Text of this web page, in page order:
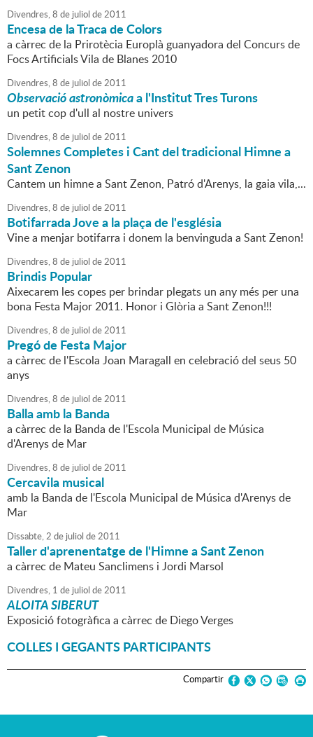
Divendres,8 de juliol de2011
Encesa de la Traca de Colors
a càrrec de la Prirotècia Europlà guanyadora del Concurs de
Focs Artificials Vila de Blanes 2010
Divendres,8 de juliol de2011
Observació astronòmicaa l'Institut Tres Turons
un petit cop d'ull al nostre univers
Divendres,8 de juliol de2011
Solemnes Completes i Cant del tradicional Himne a
Sant Zenon
Cantem un himne a Sant Zenon, Patró d'Arenys, la gaia vila,...
Divendres,8 de juliol de2011
Botifarrada Jove a la plaça de l'església
Vine a menjar botifarra i donem la benvinguda a Sant Zenon!
Divendres,8 de juliol de2011
Brindis Popular
Aixecarem les copes per brindar plegats un any més per una
bona Festa Major 2011. Honor i Glòria a Sant Zenon!!!
Divendres,8 de juliol de2011
Pregó de Festa Major
a càrrec de l'Escola Joan Maragall en celebració del seus 50
anys
Divendres,8 de juliol de2011
Balla amb la Banda
a càrrec de la Banda de l'Escola Municipal de Música
d'Arenys de Mar
Divendres,8 de juliol de2011
Cercavila musical
amb la Banda de l'Escola Municipal de Música d'Arenys de
Mar
Dissabte,2 de juliol de2011
Taller d'aprenentatge de l'Himne a Sant Zenon
a càrrec de Mateu Sanclimens i Jordi Marsol
Divendres, 1 de juliol de2011
ALOITA SIBERUT
Exposició fotogràfica a càrrec de Diego Verges
COLLES I GEGANTS PARTICIPANTS
Compartir